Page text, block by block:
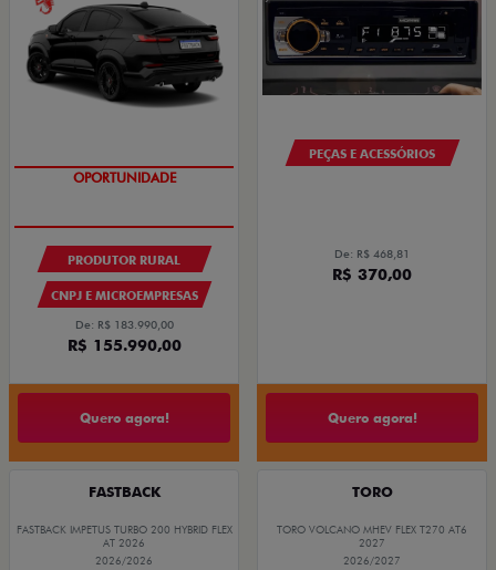
OPORTUNIDADE
PRODUTOR RURAL
CNPJ E MICROEMPRESAS
De: R$ 183.990,00
R$ 155.990,00
Quero agora!
PEÇAS E ACESSÓRIOS
De: R$ 468,81
R$ 370,00
Quero agora!
FASTBACK
FASTBACK IMPETUS TURBO 200 HYBRID FLEX
AT 2026
2026/2026
TORO
TORO VOLCANO MHEV FLEX T270 AT6
2027
2026/2027